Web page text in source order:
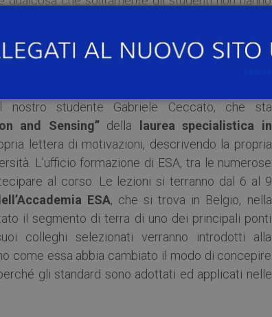
è sicuramente utile per le loro future “carriere
proprie motivazioni. Su suggerimento del prof.
nostro studente Gabriele Ceccato, che sta
and Sensing” della
laurea specialistica in
lettera di motivazioni, descrivendo la propria
L’ufficio formazione di ESA, tra le numerose
al corso. Le lezioni si terranno dal 6 al 9
ESA, che si trova in Belgio, nella
il segmento di terra di uno dei principali ponti
colleghi selezionati verranno introdotti alla
come essa abbia cambiato il modo di concepire
gli standard sono adottati ed applicati nelle